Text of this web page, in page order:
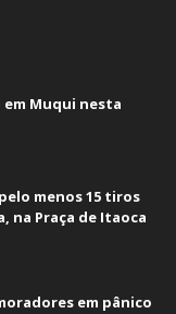
Muqui nesta
menos 15 tiros
na Praça de Itaoca
em pânico